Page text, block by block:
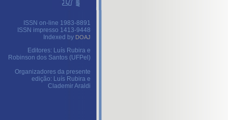
ISSN on-line 1983-8891
ISSN impresso 1413-9448
Indexed by DOAJ
Editores: Luís Rubira e
Robinson dos Santos (UFPel)
Organizadores da presente
edição: Luís Rubira e
Clademir Araldi